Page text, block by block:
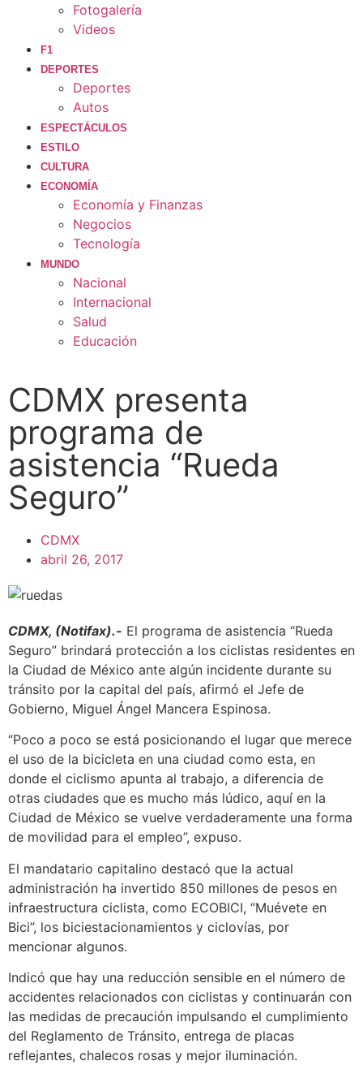
Fotogalería
Videos
F1
DEPORTES
Deportes
Autos
ESPECTÁCULOS
ESTILO
CULTURA
ECONOMÍA
Economía y Finanzas
Negocios
Tecnología
MUNDO
Nacional
Internacional
Salud
Educación
CDMX presenta
programa de
asistencia “Rueda
Seguro”
CDMX
abril 26, 2017
CDMX, (Notifax).- El programa de asistencia “Rueda
Seguro” brindará protección a los ciclistas residentes en
la Ciudad de México ante algún incidente durante su
tránsito por la capital del país, afirmó el Jefe de
Gobierno, Miguel Ángel Mancera Espinosa.
“Poco a poco se está posicionando el lugar que merece
el uso de la bicicleta en una ciudad como esta, en
donde el ciclismo apunta al trabajo, a diferencia de
otras ciudades que es mucho más lúdico, aquí en la
Ciudad de México se vuelve verdaderamente una forma
de movilidad para el empleo”, expuso.
El mandatario capitalino destacó que la actual
administración ha invertido 850 millones de pesos en
infraestructura ciclista, como ECOBICI, “Muévete en
Bici”, los biciestacionamientos y ciclovías, por
mencionar algunos.
Indicó que hay una reducción sensible en el número de
accidentes relacionados con ciclistas y continuarán con
las medidas de precaución impulsando el cumplimiento
del Reglamento de Tránsito, entrega de placas
reflejantes, chalecos rosas y mejor iluminación.